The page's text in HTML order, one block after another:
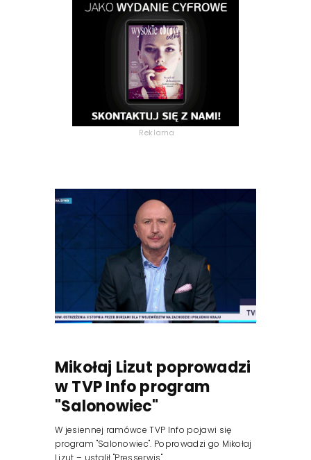
Reklama
Mikołaj Lizut poprowadzi
w TVP Info program
"Salonowiec"
W jesiennej ramówce TVP Info pojawi się
program "Salonowiec". Poprowadzi go Mikołaj